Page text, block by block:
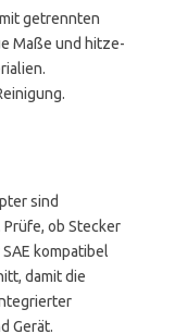
getrennten
Maße und hitze-
sind
ob Stecker
kompatibel
damit die
Gerät.